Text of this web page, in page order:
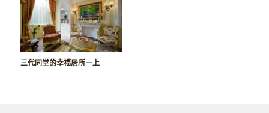
三代同堂的幸福居所－上